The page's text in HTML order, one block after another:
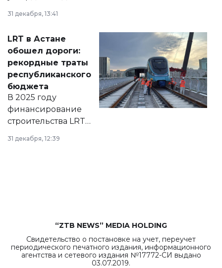
города на 2026–
2028 годы.
документ
появился в базе
нормативных
правовых актов и
на сайте маслихат
города.
31 декабря, 13:41
LRT в Астане
обошел дороги:
рекордные траты
республиканского
бюджета
В 2025 году
финансирование
строительства LRT
в Астане из
республиканского
31 декабря, 12:39
“ZTB NEWS” MEDIA HOLDING
Свидетельство о постановке на учет, переучет
периодического печатного издания, информационного
агентства и сетевого издания №17772-СИ выдано
03.07.2019.